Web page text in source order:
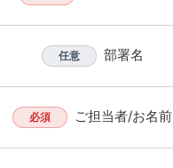
任意 部署名
必須 ご担当者/お名前